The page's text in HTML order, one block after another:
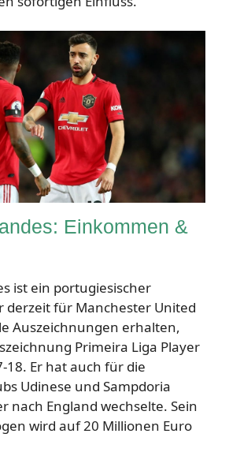
Einkommen &
ist ein portugiesischer
derzeit für Manchester United
Auszeichnungen erhalten,
Primeira Liga Player
18. Er hat auch für die
Udinese und Sampdoria
nach England wechselte. Sein
wird auf 20 Millionen Euro